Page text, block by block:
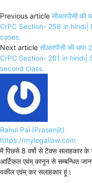
Previous article सीआरपीसी की
CrPC Section- 258 in
cases.
Next article सीआरपीसी की धारा
CrPC Section- 261 in
second class.
Rahul Pal (Prasenjit)
https://mylegallaw.com
मै पिछसे 8 वर्षो से टैक्स सलाहकार के
आर्टिकल एवंम् कानून से सम्बन्धित
वकील एवंम् कर सलाहकार हूं।